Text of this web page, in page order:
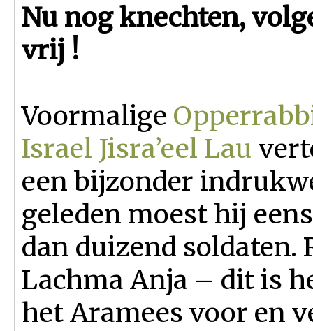
Nu nog knechten,
vrij !
Voormalige
Israel Jisra’eel Lau
een bijzonder
geleden moest hij
dan duizend soldaten.
Lachma Anja – dit is
het Aramees voor en